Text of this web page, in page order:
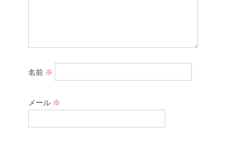
名前 ※
メール ※